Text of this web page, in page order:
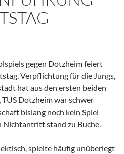
gegen Dotzheim feiert
Verpflichtung für die Jungs,
hat aus den ersten beiden
Dotzheim war schwer
bislang noch kein Spiel
Nichtantritt stand zu Buche.
spielte häufig unüberlegt